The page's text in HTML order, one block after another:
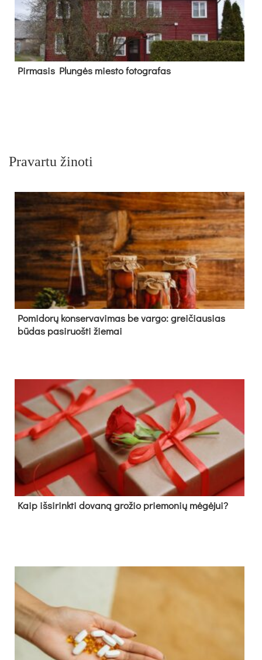
Pir­ma­sis Plun­gės mies­to fo­tog­ra­fas
Pravartu žinoti
Pomidorų konservavimas be vargo: greičiausias
būdas pasiruošti žiemai
Kaip išsirinkti dovaną grožio priemonių mėgėjui?